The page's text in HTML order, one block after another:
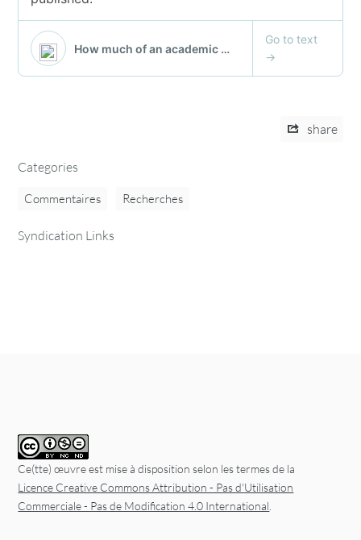
share
Categories
Commentaires Recherches
Syndication Links
Ce(tte) œuvre est mise à disposition selon les termes de la
Licence Creative Commons Attribution - Pas d'Utilisation
Commerciale - Pas de Modification 4.0 International